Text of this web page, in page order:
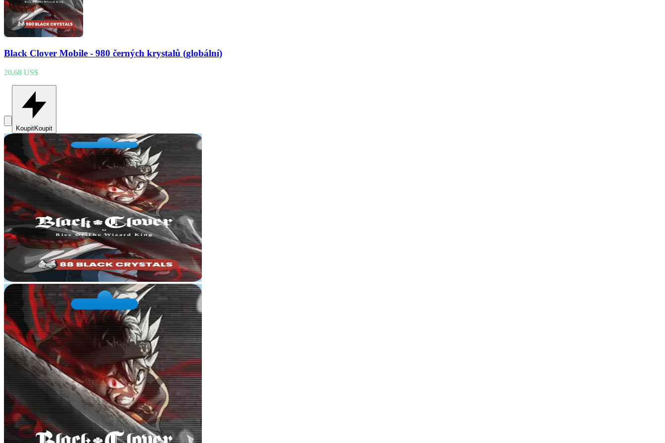
Black Clover Mobile - 980 černých krystalů (globální)
20,68 US$
KoupitKoupit